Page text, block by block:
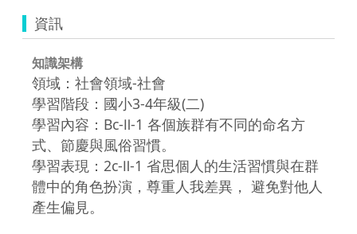
資訊
知識架構
領域：社會領域-社會
學習階段：國小3-4年級(二)
學習內容：Bc-Ⅱ-1 各個族群有不同的命名方
式、節慶與風俗習慣。
學習表現：2c-Ⅱ-1 省思個人的生活習慣與在群
體中的角色扮演，尊重人我差異， 避免對他人
產生偏見。